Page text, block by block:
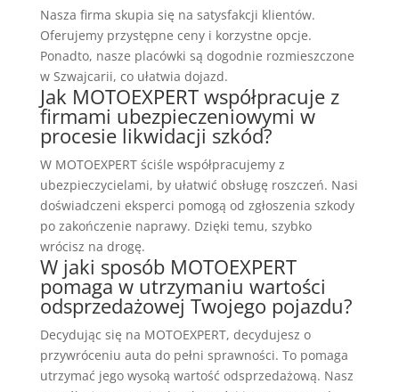
Nasza firma skupia się na satysfakcji klientów.
Oferujemy przystępne ceny i korzystne opcje.
Ponadto, nasze placówki są dogodnie rozmieszczone
w Szwajcarii, co ułatwia dojazd.
Jak MOTOEXPERT współpracuje z
firmami ubezpieczeniowymi w
procesie likwidacji szkód?
W MOTOEXPERT ściśle współpracujemy z
ubezpieczycielami, by ułatwić obsługę roszczeń. Nasi
doświadczeni eksperci pomogą od zgłoszenia szkody
po zakończenie naprawy. Dzięki temu, szybko
wrócisz na drogę.
W jaki sposób MOTOEXPERT
pomaga w utrzymaniu wartości
odsprzedażowej Twojego pojazdu?
Decydując się na MOTOEXPERT, decydujesz o
przywróceniu auta do pełni sprawności. To pomaga
utrzymać jego wysoką wartość odsprzedażową. Nasz